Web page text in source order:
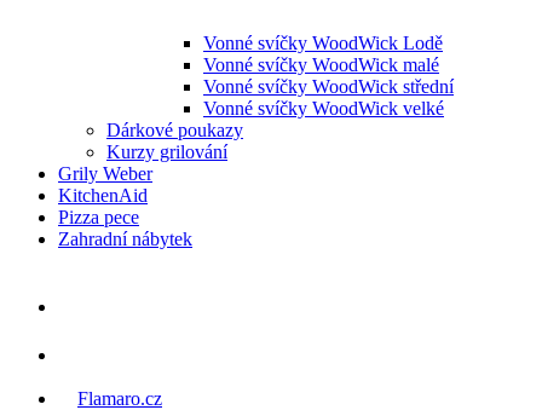
Vonné svíčky WoodWick Lodě
Vonné svíčky WoodWick malé
Vonné svíčky WoodWick střední
Vonné svíčky WoodWick velké
Dárkové poukazy
Kurzy grilování
Grily Weber
KitchenAid
Pizza pece
Zahradní nábytek
Flamaro.cz